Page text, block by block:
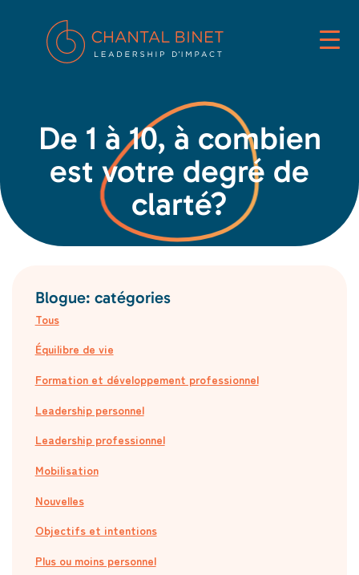
De 1 à 10, à combien
est votre degré de
clarté?
Blogue: catégories
Tous
Équilibre de vie
Formation et développement professionnel
Leadership personnel
Leadership professionnel
Mobilisation
Nouvelles
Objectifs et intentions
Plus ou moins personnel